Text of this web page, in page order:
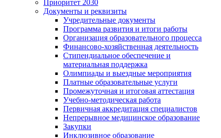
Приоритет 2030
Документы и реквизиты
Учредительные документы
Программа развития и итоги работы
Организация образовательного процесса
Финансово-хозяйственная деятельность
Стипендиальное обеспечение и
материальная поддержка
Олимпиады и выездные мероприятия
Платные образовательные услуги
Промежуточная и итоговая аттестация
Учебно-методическая работа
Первичная аккредитация специалистов
Непрерывное медицинское образование
Закупки
Инклюзивное образование